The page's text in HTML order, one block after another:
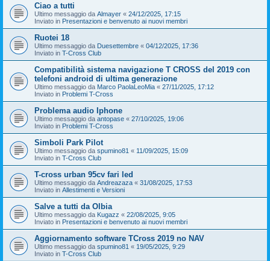
Ciao a tutti
Ultimo messaggio da Almayer « 24/12/2025, 17:15
Inviato in Presentazioni e benvenuto ai nuovi membri
Ruotei 18
Ultimo messaggio da Duesettembre « 04/12/2025, 17:36
Inviato in T-Cross Club
Compatibilità sistema navigazione T CROSS del 2019 con
telefoni android di ultima generazione
Ultimo messaggio da Marco PaolaLeoMia « 27/11/2025, 17:12
Inviato in Problemi T-Cross
Problema audio Iphone
Ultimo messaggio da antopase « 27/10/2025, 19:06
Inviato in Problemi T-Cross
Simboli Park Pilot
Ultimo messaggio da spumino81 « 11/09/2025, 15:09
Inviato in T-Cross Club
T-cross urban 95cv fari led
Ultimo messaggio da Andreazaza « 31/08/2025, 17:53
Inviato in Allestimenti e Versioni
Salve a tutti da Olbia
Ultimo messaggio da Kugazz « 22/08/2025, 9:05
Inviato in Presentazioni e benvenuto ai nuovi membri
Aggiornamento software TCross 2019 no NAV
Ultimo messaggio da spumino81 « 19/05/2025, 9:29
Inviato in T-Cross Club